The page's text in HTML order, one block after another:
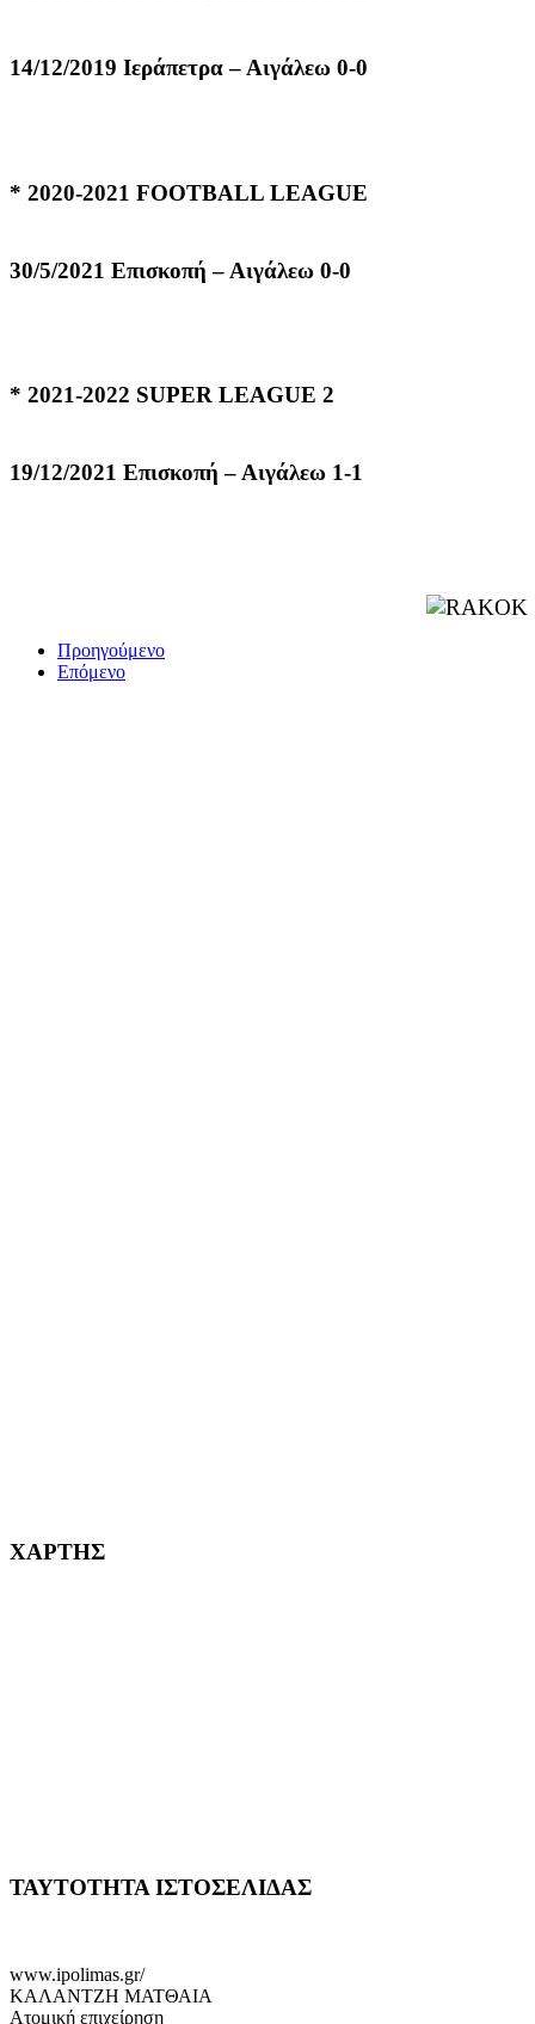
14/12/2019 Ιεράπετρα – Αιγάλεω 0-0
* 2020-2021 FOOTBALL LEAGUE
30/5/2021 Επισκοπή – Αιγάλεω 0-0
* 2021-2022 SUPER LEAGUE 2
19/12/2021 Επισκοπή – Αιγάλεω 1-1
Προηγούμενο
Επόμενο
ΧΑΡΤΗΣ
ΤΑΥΤΟΤΗΤΑ ΙΣΤΟΣΕΛΙΔΑΣ
www.ipolimas.gr/
ΚΑΛΑΝΤΖΗ ΜΑΤΘΑΙΑ
Ατομική επιχείρηση